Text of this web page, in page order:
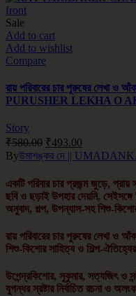
Sale
Add to cart
Add to wishlist
Compare
রায় পরিবারের চার পুরুষের
PURUSHER LEKHA O
Story
₹580.00 ₹493.00
Byউমাশঙ্কর দে ||
একটি পরিবার চার প্রজন্ম জুড়ে, প্রায়
ছবি ও ছড়াই উপহার দেয়নি, সেইসঙ্গে
অনুবাদ, গল্প, উপন্যাস-সহ শিশু-
রায় পরিবারের চার পুরুষের লেখা ও
শিশু-কিশোর সাহিত্য ও শিল্প-
উপেন্দ্রকিশোর, সুকুমার, সত্যজিৎ ও
যুগন্ধর স্রষ্টার নির্বাচিত রচনা ও